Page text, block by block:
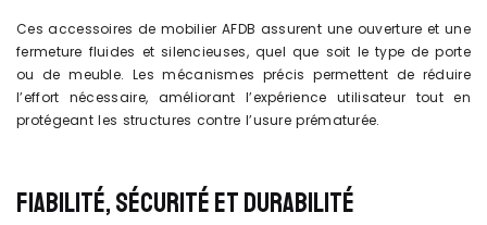
Ces accessoires de mobilier AFDB assurent une ouverture et une
fermeture fluides et silencieuses, quel que soit le type de porte
ou de meuble. Les mécanismes précis permettent de réduire
l’effort nécessaire, améliorant l’expérience utilisateur tout en
protégeant les structures contre l’usure prématurée.
FIABILITÉ, SÉCURITÉ ET DURABILITÉ